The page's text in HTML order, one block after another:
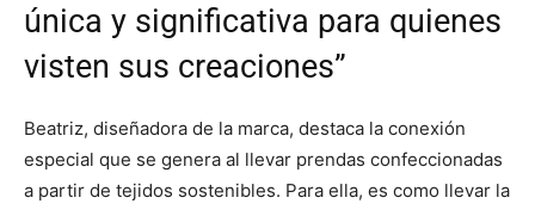
única y significativa para quienes
visten sus creaciones”
Beatriz, diseñadora de la marca, destaca la conexión
especial que se genera al llevar prendas confeccionadas
a partir de tejidos sostenibles. Para ella, es como llevar la